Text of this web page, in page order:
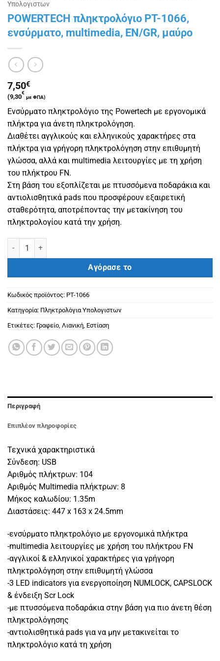
Υπολογιστων
POWERTECH πληκτρολόγιο PT-1066,
ενσύρματο, multimedia, EN/GR, μαύρο
7,50€
(9,30
€
με ΦΠΑ)
Ενσύρματο πληκτρολόγιο της Powertech με εργονομικά
πλήκτρα για άνετη πληκτρολόγηση.
Διαθέτει αγγλικούς και ελληνικούς χαρακτήρες στα
πλήκτρα για γρήγορη πληκτρολόγηση στην επιθυμητή
γλώσσα, αλλά και multimedia λειτουργίες με τη χρήση
του πλήκτρου FN.
Στη βάση του εξοπλίζεται με πτυσσόμενα ποδαράκια και
αντιολισθητικά pads που προσφέρουν εξαιρετική
σταθερότητα, αποτρέποντας την μετακίνηση του
πληκτρολογίου κατά την χρήση.
POWERTECH πληκτρολόγιο PT-1066, ενσύρματο, multimedia, EN/
Αγόρασε το
Κωδικός προϊόντος: PT-1066
Κατηγορία: Πληκτρολόγια Υπολογιστων
Ετικέτες: Γραφείο, Λιανική, Εστίαση
Περιγραφή
Επιπλέον πληροφορίες
Τεχνικά χαρακτηριστικά
Σύνδεση: USB
Αριθμός πλήκτρων: 104
Αριθμός Multimedia πλήκτρων: 8
Μήκος καλωδίου: 1.35m
Διαστάσεις: 447 x 163 x 24.5mm
-ενσύρματο πληκτρολόγιο με εργονομικά πλήκτρα
-multimedia λειτουργίες με χρήση του πλήκτρου FN
-αγγλικοί & ελληνικοί χαρακτήρες για γρήγορη
πληκτρολόγηση στην επιθυμητή γλώσσα
-3 LED indicators για ενεργοποίηση NUMLOCK, CAPSLOCK
& ένδειξη Scr Lock
-με πτυσσόμενα ποδαράκια στην βάση για πιο άνετη θέση
πληκτρολόγησης
-αντιολισθητικά pads για να μην μετακινείται το
πληκτρολόγιο κατά τη χρήση